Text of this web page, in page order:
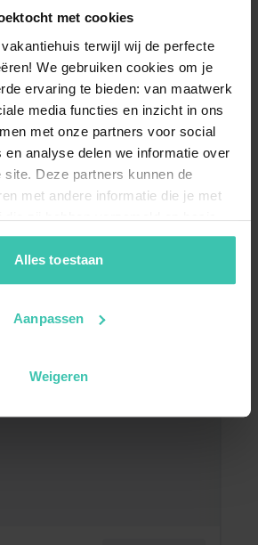
met cookies
terwijl wij de perfecte
We gebruiken cookies om je
ervaring te bieden: van maatwerk
media functies en inzicht in ons
met onze partners voor social
en analyse delen we informatie over
site. Deze partners kunnen de
met andere informatie die je met
die zij hebben verzameld op basis
diensten. Zo zorgen we ervoor dat
soepel en op maat verloopt!
Alles toestaan
Aanpassen
Weigeren